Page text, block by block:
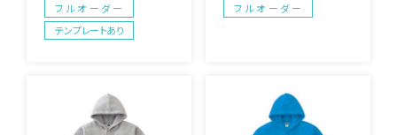
ャージ素材で生地も柔らか
く重ね着もしやすいパーカ
です。
フルオーダー
テンプレートあり
ン、イベント用アイテムと
して活躍します！しっかり
ルデザインで製作できま
す。ブランドの世界観を形
にできる特別な一着です！
フルオーダー